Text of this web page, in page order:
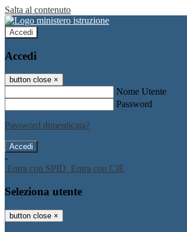
Salta al contenuto
Accedi
Accedi
button close ×
Nome Utente
Password
Password dimenticata?
-
Entra con SPID Entra con CIE
Seleziona utente
button close ×